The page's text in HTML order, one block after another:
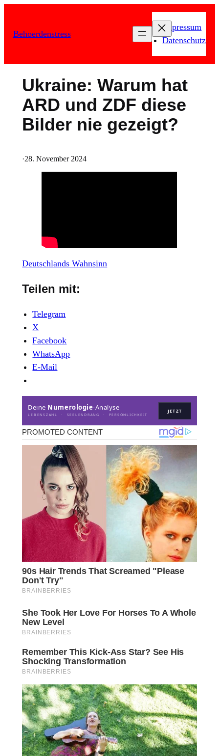
springen
Behoerdenstress
Impressum
Datenschutz
Ukraine: Warum hat
ARD und ZDF diese
Bilder nie gezeigt?
·28. November 2024
Deutschlands Wahnsinn
Teilen mit:
Telegram
X
Facebook
WhatsApp
E-Mail
Deine Numerologie-Analyse
LEBENSZAHL · SEELENDRANG · PERSÖNLICHKEIT
JETZT